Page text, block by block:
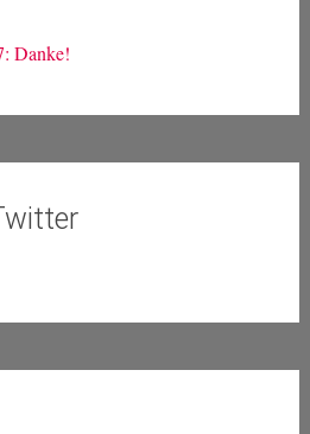
Ein rabenscharzer Tag
Datenleak und
Kaffee und der